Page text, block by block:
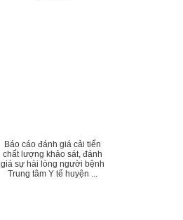
Báo cáo đánh giá cải tiến
chất lượng khảo sát, đánh
giá sự hài lòng người bệnh
Trung tâm Y tế huyện ...